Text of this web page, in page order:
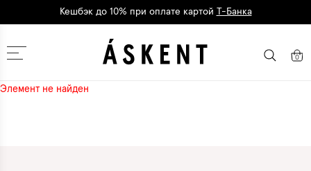
Кешбэк до 10% при оплате картой Т-Банка
Москва 0
Элемент не найден